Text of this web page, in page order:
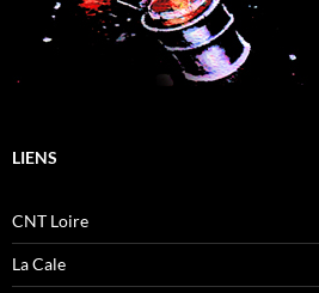
LIENS
CNT Loire
La Cale